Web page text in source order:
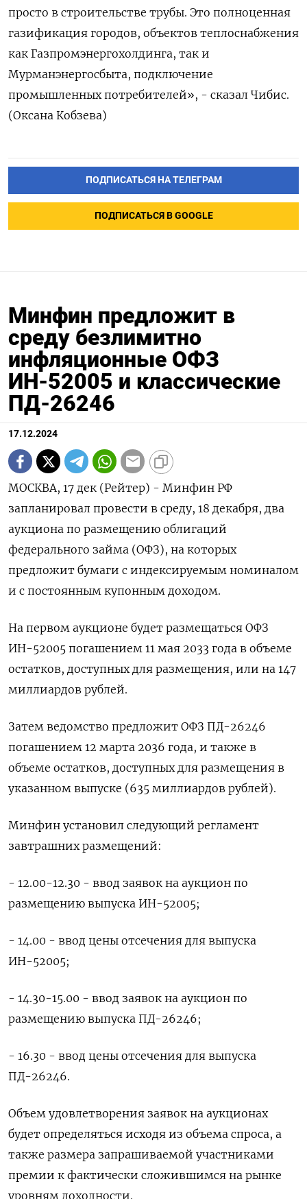
просто в строительстве трубы. Это полноценная
газификация городов, объектов теплоснабжения
как Газпромэнергохолдинга, так и
Мурманэнергосбыта, подключение
промышленных потребителей», - сказал Чибис.
(Оксана Кобзева)
ПОДПИСАТЬСЯ НА ТЕЛЕГРАМ
ПОДПИСАТЬСЯ В GOOGLE
Минфин предложит в
среду безлимитно
инфляционные ОФЗ
ИН-52005 и классические
ПД-26246
17.12.2024
МОСКВА, 17 дек (Рейтер) - Минфин РФ
запланировал провести в среду, 18 декабря, два
аукциона по размещению облигаций
федерального займа (ОФЗ), на которых
предложит бумаги с индексируемым номиналом
и с постоянным купонным доходом.
На первом аукционе будет размещаться ОФЗ
ИН-52005 погашением 11 мая 2033 года в объеме
остатков, доступных для размещения, или на 147
миллиардов рублей.
Затем ведомство предложит ОФЗ ПД-26246
погашением 12 марта 2036 года, и также в
объеме остатков, доступных для размещения в
указанном выпуске (635 миллиардов рублей).
Минфин установил следующий регламент
завтрашних размещений:
- 12.00-12.30 - ввод заявок на аукцион по
размещению выпуска ИН-52005;
- 14.00 - ввод цены отсечения для выпуска
ИН-52005;
- 14.30-15.00 - ввод заявок на аукцион по
размещению выпуска ПД-26246;
- 16.30 - ввод цены отсечения для выпуска
ПД-26246.
Объем удовлетворения заявок на аукционах
будет определяться исходя из объема спроса, а
также размера запрашиваемой участниками
премии к фактически сложившимся на рынке
уровням доходности.